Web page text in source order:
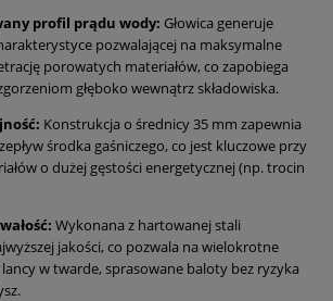
profil prądu wody: Głowica generuje
pozwalającej na maksymalne
porowatych materiałów, co zapobiega
głęboko wewnątrz składowiska.
Konstrukcja o średnicy 35 mm zapewnia
środka gaśniczego, co jest kluczowe przy
o dużej gęstości energetycznej (np. trocin
Wykonana z hartowanej stali
jakości, co pozwala na wielokrotne
w twarde, sprasowane baloty bez ryzyka